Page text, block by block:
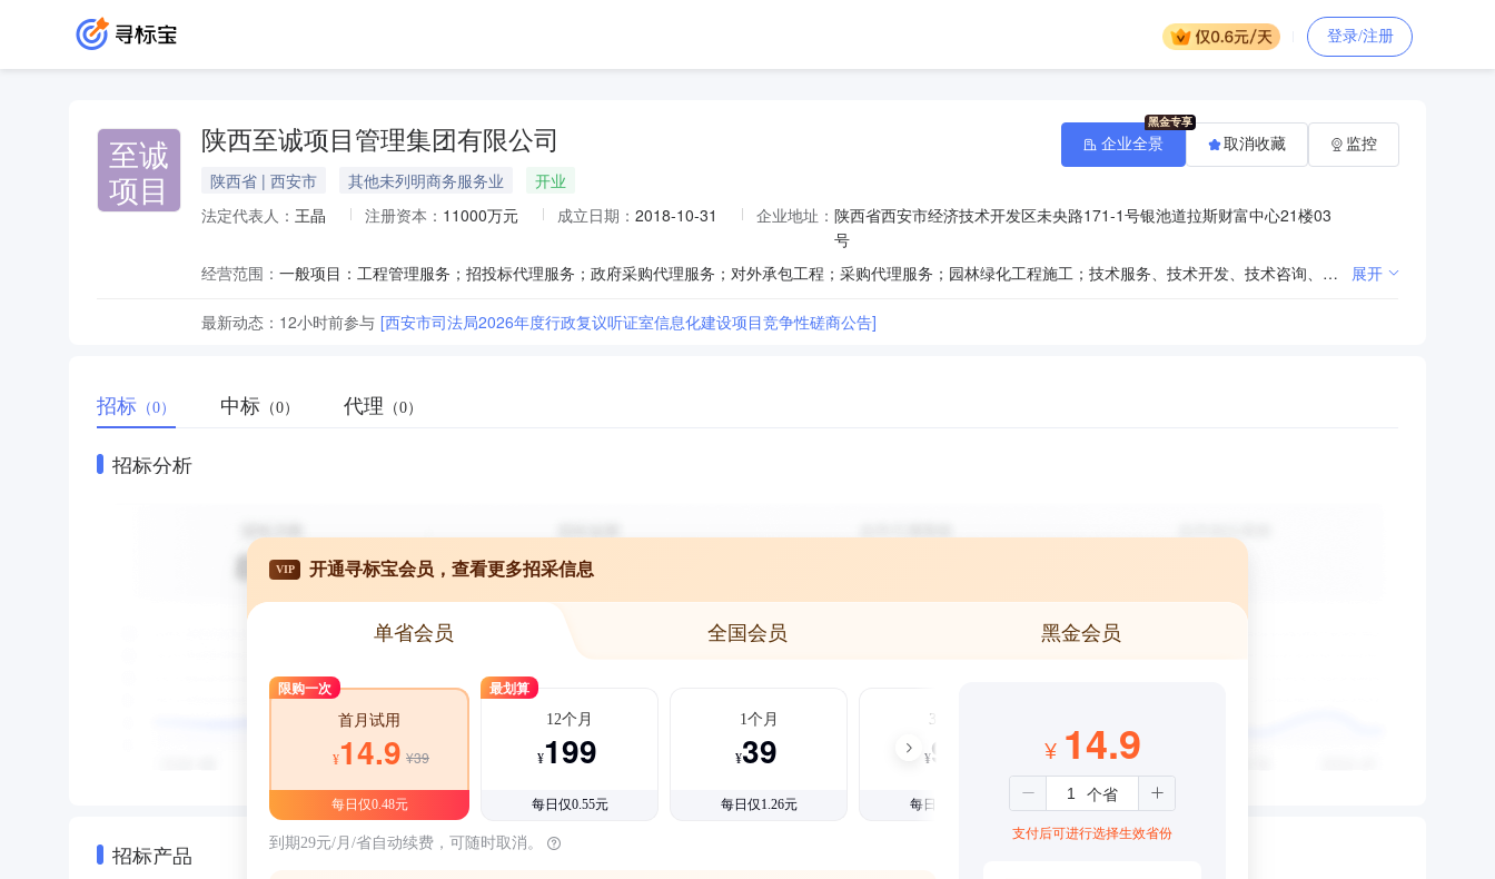
登录/注册
至诚
项目
陕西至诚项目管理集团有限公司
陕西省 | 西安市 其他未列明商务服务业
开业
法定代表人： 王晶 注册资本： 11000万元 成立日期： 2018-10-31 企业地址： 陕西省西安市经济技术开发区未央路171-1号银池道拉斯财富中心21楼03
号
经营范围：
一般项目：工程管理服务；招投标代理服务；政府采购代理服务；对外承包工程；采购代理服务；园林绿化工程施工；技术服务、技术开发、技术咨询、技术交流、技术转让、技术推广；工程和技术研究和试验发展；工程造价咨询业务；信息技术咨询服务；工程技术服务（规划管理、勘察、设计、监理除外）；信息咨询服务（不含许可类信息咨询服务）；物联网技术服务；水利相关咨询服务；信息系统集成服务；网络技术服务；生态资源监测；规划设计管理；机械设备销售；进出口代理；办公服务；专业设计服务；土石方工程施工；计算机软硬件及辅助设备批发；计算机软硬件及辅助设备零售；电子产品销售；办公用品销售；通讯设备销售；金属制品销售；办公设备销售；家居用品销售；日用百货销售；日用品销售；金属工具销售；防腐材料销售；办公设备耗材销售。（除依法须经批准的项目外，凭营业执照依法自主开展经营活动）许可项目：建设工程设计；建设工程施工；住宅室内装饰装修；公路工程监理；水利工程建设监理；建设工程监理；输电、供电、受电电力设施的安装、维修和试验；互联网信息服务。（依法须经批准的项目，经相关部门批准后方可开展经营活动，具体经营项目以审批结果为准） 展开
最新动态： 12小时前参与 [西安市司法局2026年度行政复议听证室信息化建设项目竞争性磋商公告]
企业全景 取消收藏 监控
招标 （0） 中标 （0） 代理 （0）
招标分析
招标产品
VIP 开通寻标宝会员，查看更多招采信息
单省会员 全国会员 黑金会员
限购一次
首月试用
¥14.9 ¥39
每日仅0.48元
最划算
12个月
¥199
每日仅0.55元
1个月
¥39
每日仅1.26元
3个月
¥99
每日仅1.08元
到期29元/月/省自动续费，可随时取消。
¥ 14.9
支付后可进行选择生效省份